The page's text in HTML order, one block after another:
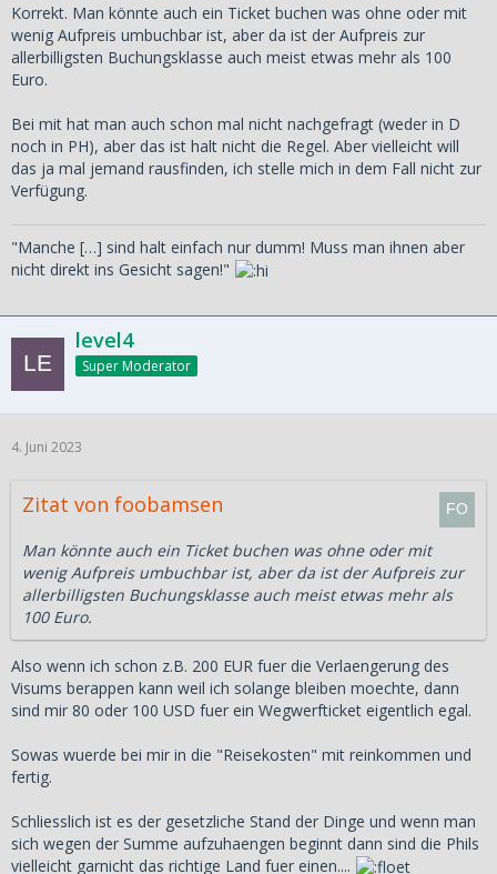
Korrekt. Man könnte auch ein Ticket buchen was ohne oder mit
wenig Aufpreis umbuchbar ist, aber da ist der Aufpreis zur
allerbilligsten Buchungsklasse auch meist etwas mehr als 100
Euro.
Bei mit hat man auch schon mal nicht nachgefragt (weder in D
noch in PH), aber das ist halt nicht die Regel. Aber vielleicht will
das ja mal jemand rausfinden, ich stelle mich in dem Fall nicht zur
Verfügung.
"Manche […] sind halt einfach nur dumm! Muss man ihnen aber
nicht direkt ins Gesicht sagen!"
level4
Super Moderator
4. Juni 2023
Zitat von foobamsen
Man könnte auch ein Ticket buchen was ohne oder mit
wenig Aufpreis umbuchbar ist, aber da ist der Aufpreis zur
allerbilligsten Buchungsklasse auch meist etwas mehr als
100 Euro.
Also wenn ich schon z.B. 200 EUR fuer die Verlaengerung des
Visums berappen kann weil ich solange bleiben moechte, dann
sind mir 80 oder 100 USD fuer ein Wegwerfticket eigentlich egal.
Sowas wuerde bei mir in die "Reisekosten" mit reinkommen und
fertig.
Schliesslich ist es der gesetzliche Stand der Dinge und wenn man
sich wegen der Summe aufzuhaengen beginnt dann sind die Phils
vielleicht garnicht das richtige Land fuer einen....